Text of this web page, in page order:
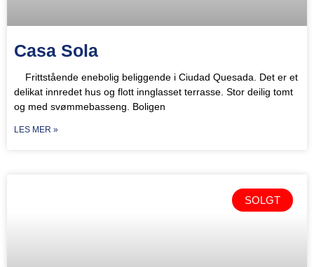
Casa Sola
Frittstående enebolig beliggende i Ciudad Quesada. Det er et
delikat innredet hus og flott innglasset terrasse. Stor deilig tomt
og med svømmebasseng. Boligen
LES MER »
SOLGT